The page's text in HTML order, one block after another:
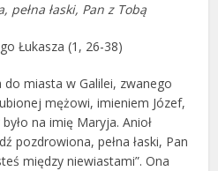
pełna łaski, Pan z Tobą
Łukasza (1, 26-38)
do miasta w Galilei, zwanego
mężowi, imieniem Józef,
na imię Maryja. Anioł
pozdrowiona, pełna łaski, Pan
między niewiastami”. Ona